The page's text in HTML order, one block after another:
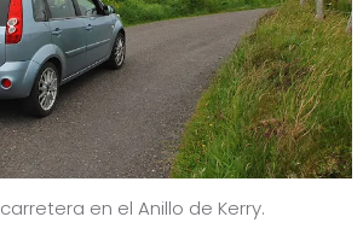
en el Anillo de Kerry.